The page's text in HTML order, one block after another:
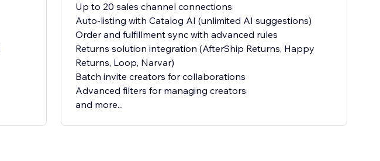
Up to 20 sales channel connections
Auto-listing with Catalog AI (unlimited AI suggestions)
Order and fulfillment sync with advanced rules
Returns solution integration (AfterShip Returns, Happy
Returns, Loop, Narvar)
Batch invite creators for collaborations
Advanced filters for managing creators
and more...